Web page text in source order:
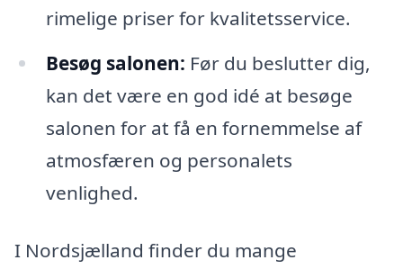
rimelige priser for kvalitetsservice.
Besøg salonen: Før du beslutter dig,
kan det være en god idé at besøge
salonen for at få en fornemmelse af
atmosfæren og personalets
venlighed.
I Nordsjælland finder du mange